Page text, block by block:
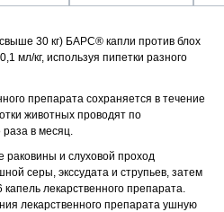
30 кг) БАРС® капли против блох
мл/кг, используя пипетки разного
препарата сохраняется в течение
животных проводят по
в месяц.
раковины и слуховой проход
серы, экссудата и струпьев, затем
лекарственного препарата.
лекарственного препарата ушную